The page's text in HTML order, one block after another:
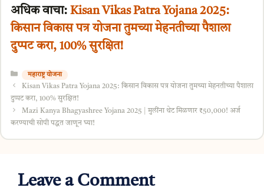
अधिक वाचा: Kisan Vikas Patra Yojana 2025:
किसान विकास पत्र योजना तुमच्या मेहनतीच्या पैशाला
दुप्पट करा, 100% सुरक्षित!
Categories
महाराष्ट्र योजना
Kisan Vikas Patra Yojana 2025: किसान विकास पत्र योजना तुमच्या मेहनतीच्या पैशाला
दुप्पट करा, 100% सुरक्षित!
Mazi Kanya Bhagyashree Yojana 2025 | मुलींना थेट मिळणार ₹50,000! अर्ज
करण्याची सोपी पद्धत जाणून घ्या!
Leave a Comment